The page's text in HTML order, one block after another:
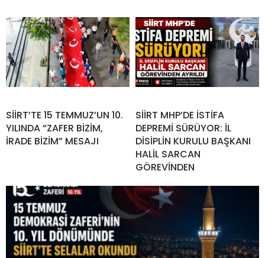
SİİRT’TE 15 TEMMUZ’UN 10.
YILINDA “ZAFER BİZİM,
İRADE BİZİM” MESAJI
SİİRT MHP’DE İSTİFA
DEPREMİ SÜRÜYOR: İL
DİSİPLİN KURULU BAŞKANI
HALİL SARCAN
GÖREVİNDEN